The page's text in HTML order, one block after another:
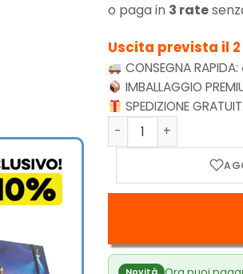
o paga in 3 rate
Uscita prevista il
CONSEGNA RAPIDA:
IMBALLAGGIO
SPEDIZIONE
Tramplesaurus Rex